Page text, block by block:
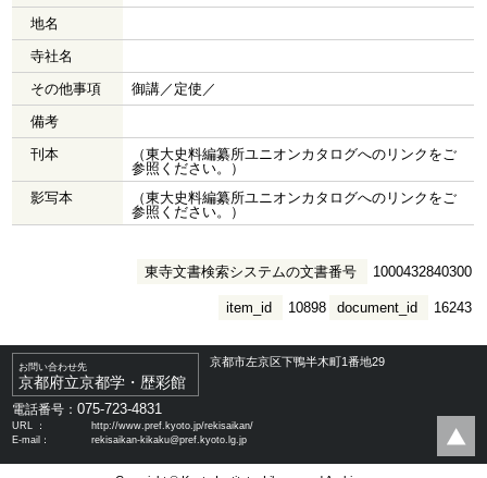
地名
寺社名
その他事項
御講／定使／
備考
刊本
（東大史料編纂所ユニオンカタログへのリンクをご
参照ください。）
影写本
（東大史料編纂所ユニオンカタログへのリンクをご
参照ください。）
東寺文書検索システムの文書番号 1000432840300
document_id 16243
item_id 10898
お問い合わせ先
京都府立京都学・歴彩館
京都市左京区下鴨半木町1番地29
電話番号：075-723-4831
URL ：
http://www.pref.kyoto.jp/rekisaikan/
E-mail：
rekisaikan-kikaku@pref.kyoto.lg.jp